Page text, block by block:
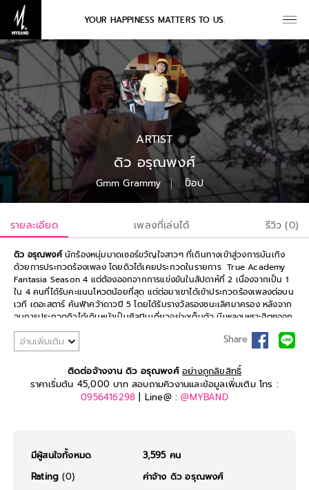
YOUR HAPPINESS MATTERS TO US.
ARTIST
ดิว อรุณพงศ์
Gmm Grammy ป็อป
รายละเอียด เพลงที่เล่นได้ รีวิว (0)
ดิว อรุณพงศ์นักร้องหนุ่มมาดเซอร์ขวัญใจสาวๆ ที่เดินทางเข้าสู่วงการบันเทิง
ด้วยการประกวดร้องเพลง โดยดิวได้เคยประกวดในรายการ True Academy
Fantasia Season 4 แต่ต้องออกจากการแข่งขันในสัปดาห์ที่ 2 เนื่องจากเป็น 1
ใน 4 คนที่ได้รับคะแนนโหวตน้อยที่สุด แต่ต่อมาเขาได้เข้าประกวดร้องเพลงต่อบน
เวที เดอะสตาร์ ค้นฟ้าคว้าดาวปี 5 โดยได้รับรางวัลรองชนะเลิศมาครอง หลังจาก
จบการประกวดดิวได้เดินหน้าเป็นศิลปินเดี่ยวอย่างเต็มตัว มีเพลงเพราะฮิตๆออก
มาให้ฟัง เช่น กลัวความมืด, แลกทั้งใจแค่ได้รักเธอ, ยิ่งมืดยิ่งเห็นดาว นอกจาก
นั้นยังได้ร้องเพลงประกอบละครอีกหลายเรื่องด้วย เช่น ที่รักหรือที่พัก (เพลง
ประกอบละคร ลิขิตฟ้าชะตาดิน), น่ารัก (เพลงประกอบละคร น่ารัก), ก่อนจะรักไป
กว่านี้ (เพลงประกอบละคร เล่ห์รตี) เป็นต้น
อ่านเพิ่มเติม Share
ติดต่อจ้างงาน ดิว อรุณพงศ์ อย่างถูกลิขสิทธิ์
ราคาเริ่มต้น 45,000 บาท สอบถามคิวงานและข้อมูลเพิ่มเติม โทร :
0956416298 | Line@ :@MYBAND
มีผู้สนใจทั้งหมด
3,595 คน
Rating (0) ค่าจ้าง ดิว อรุณพงศ์